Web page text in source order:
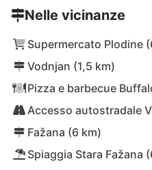
Nelle vicinanze
Supermercato Plodine
Vodnjan (1,5 km)
Pizza e barbecue
Accesso autostradale
Fažana (6 km)
Spiaggia Stara Fažana